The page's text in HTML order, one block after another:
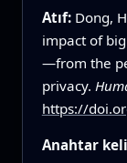
Atıf: Dong,
impact of
—from the
privacy.
https://
Anahtar